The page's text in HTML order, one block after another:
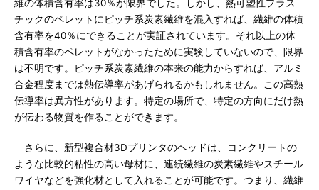
維の体積含有率は30％が限界でした。しかし、熱可塑性プラス
チックのペレットにピッチ系炭素繊維を混入すれば、繊維の体積
含有率を40％にできることが実証されています。それ以上の体
積含有率のペレットがなかったために実験していないので、限界
は不明です。ピッチ系炭素繊維の本来の能力からすれば、アルミ
合金程度までは熱伝導率があげられるかもしれません。この高熱
伝導率は異方性があります。特定の場所で、特定の方向にだけ熱
が伝わる物質を作ることができます。
さらに、新型複合材3Dプリンタのヘッドは、コンクリートの
ような比較的粘性の高い母材に、連続繊維の炭素繊維やスチール
ワイヤなどを強化材として入れることが可能です。つまり、繊維